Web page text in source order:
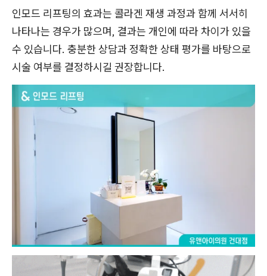
인모드 리프팅의 효과는 콜라겐 재생 과정과 함께 서서히
나타나는 경우가 많으며, 결과는 개인에 따라 차이가 있을
수 있습니다. 충분한 상담과 정확한 상태 평가를 바탕으로
시술 여부를 결정하시길 권장합니다.